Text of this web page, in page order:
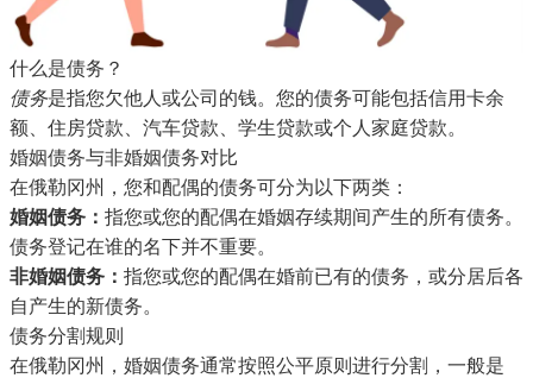
什么是债务？
债务是指您欠他人或公司的钱。您的债务可能包括信用卡余
额、住房贷款、汽车贷款、学生贷款或个人家庭贷款。
婚姻债务与非婚姻债务对比
在俄勒冈州，您和配偶的债务可分为以下两类：
婚姻债务： 指您或您的配偶在婚姻存续期间产生的所有债务。
债务登记在谁的名下并不重要。
非婚姻债务： 指您或您的配偶在婚前已有的债务，或分居后各
自产生的新债务。
债务分割规则
在俄勒冈州，婚姻债务通常按照公平原则进行分割，一般是